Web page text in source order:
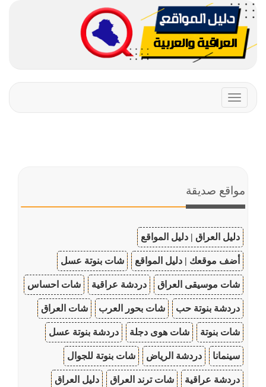
Toggle
navigation
مواقع صديقة
دليل العراق | دليل المواقع
أضف موقعك | دليل المواقع شات بنوتة عسل
شات موسيقى العراق دردشة عراقية شات احساس
دردشة بنوتة حب شات بحور العرب شات العراق
شات بنوتة شات هوى دجلة دردشة بنوتة عسل
سينمانا دردشة الرياض شات بنوتة للجوال
دردشة عراقية شات ترند العراق دليل العراق